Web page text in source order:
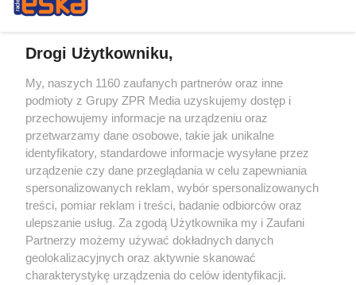
Drogi Użytkowniku,
My, naszych 1160 zaufanych partnerów oraz inne
podmioty z Grupy ZPR Media uzyskujemy dostęp i
przechowujemy informacje na urządzeniu oraz
przetwarzamy dane osobowe, takie jak unikalne
identyfikatory, standardowe informacje wysyłane przez
urządzenie czy dane przeglądania w celu zapewniania
spersonalizowanych reklam, wybór spersonalizowanych
treści, pomiar reklam i treści, badanie odbiorców oraz
ulepszanie usług. Za zgodą Użytkownika my i Zaufani
Partnerzy możemy używać dokładnych danych
geolokalizacyjnych oraz aktywnie skanować
charakterystykę urządzenia do celów identyfikacji.